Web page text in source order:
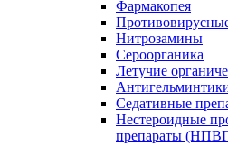
Фармакопея
Нитрозамины
Сероорганика
Летучие
Седативные
Нестероидные
препараты